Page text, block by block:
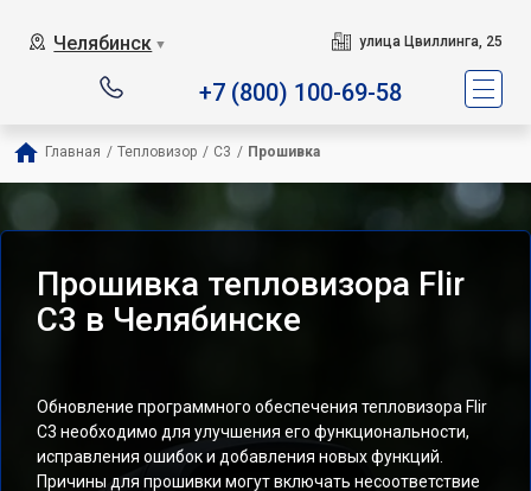
Челябинск ▼ улица Цвиллинга, 25
+7 (800) 100-69-58
Главная / Тепловизор / С3 / Прошивка
Прошивка тепловизора Flir
С3 в Челябинске
Обновление программного обеспечения тепловизора Flir
С3 необходимо для улучшения его функциональности,
исправления ошибок и добавления новых функций.
Причины для прошивки могут включать несоответствие